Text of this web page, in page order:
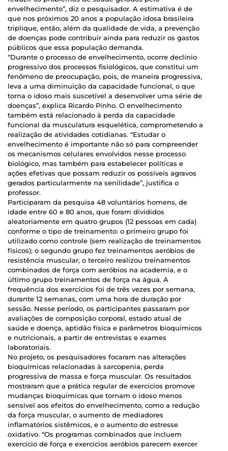
envelhecimento”, diz o pesquisador. A estimativa é de
que nos próximos 20 anos a população idosa brasileira
triplique, então, além da qualidade de vida, a prevenção
de doenças pode contribuir ainda para reduzir os gastos
públicos que essa população demanda.
“Durante o processo de envelhecimento, ocorre declínio
progressivo dos processos fisiológicos, que constitui um
fenômeno de preocupação, pois, de maneira progressiva,
leva a uma diminuição da capacidade funcional, o que
torna o idoso mais suscetível a desenvolver uma série de
doenças”, explica Ricardo Pinho. O envelhecimento
também está relacionado à perda da capacidade
funcional da musculatura esquelética, comprometendo a
realização de atividades cotidianas. “Estudar o
envelhecimento é importante não só para compreender
os mecanismos celulares envolvidos nesse processo
biológico, mas também para estabelecer políticas e
ações efetivas que possam reduzir os possíveis agravos
gerados particularmente na senilidade”, justifica o
professor.
Participaram da pesquisa 48 voluntários homens, de
idade entre 60 e 80 anos, que foram divididos
aleatoriamente em quatro grupos (12 pessoas em cada)
conforme o tipo de treinamento: o primeiro grupo foi
utilizado como controle (sem realização de treinamentos
físicos); o segundo grupo fez treinamentos aeróbios de
resistência muscular, o terceiro realizou treinamentos
combinados de força com aeróbios na academia, e o
último grupo treinamentos de força na água. A
frequência dos exercícios foi de três vezes por semana,
durante 12 semanas, com uma hora de duração por
sessão. Nesse período, os participantes passaram por
avaliações de composição corporal, estado atual de
saúde e doença, aptidão física e parâmetros bioquímicos
e nutricionais, a partir de entrevistas e exames
laboratoriais.
No projeto, os pesquisadores focaram nas alterações
bioquímicas relacionadas à sarcopenia, perda
progressiva de massa e força muscular. Os resultados
mostraram que a prática regular de exercícios promove
mudanças bioquímicas que tornam o idoso menos
sensível aos efeitos do envelhecimento, como a redução
da força muscular, o aumento de mediadores
inflamatórios sistêmicos, e o aumento do estresse
oxidativo. “Os programas combinados que incluem
exercício de força e exercícios aeróbios parecem exercer